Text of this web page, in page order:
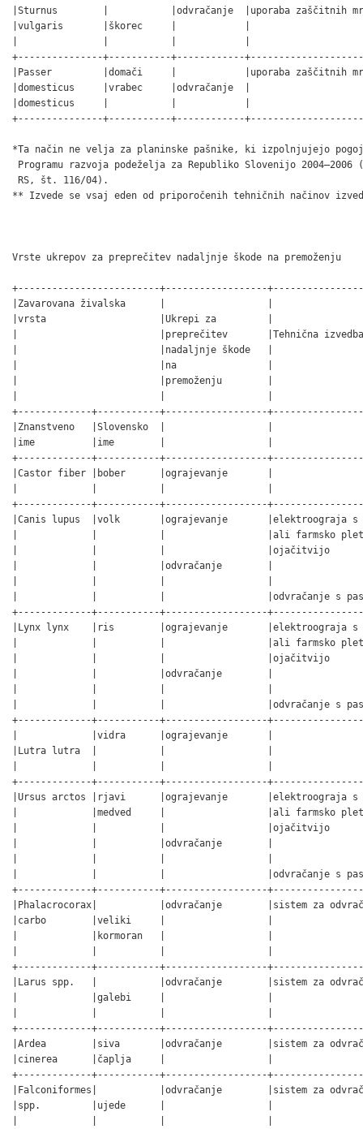
|Sturnus        |           |odvračanje  |uporaba zaščitnih
|vulgaris       |škorec     |            |
+---------------+-----------+------------
|Passer         |domači     |            |uporaba zaščitnih
|domesticus     |vrabec     |odvračanje  |
|domesticus     |           |            |
+---------------+-----------+------------
*Ta način ne velja za planinske pašnike, ki izpolnjujejo
Programu razvoja podeželja za Republiko Slovenijo
RS, št. 116/04).
** Izvede se vsaj eden od priporočenih tehničnih načinov
Vrste ukrepov za preprečitev nadaljnje škode na premoženju
+-------------------------+------------------
|Zavarovana živalska      |                  |
|vrsta                    |Ukrepi za         |
|                         |preprečitev       |Tehnična
|                         |nadaljnje škode   |
|                         |na                |
|                         |premoženju        |
+-------------+-----------+------------------
|Znanstveno   |Slovensko  |                  |
|ime          |ime        |                  |
+-------------+-----------+------------------
|Castor fiber |bober      |ograjevanje       |
+-------------+-----------+------------------
|Canis lupus  |volk       |ograjevanje       |elektroograja
|             |           |                  |ali farmsko
|             |           |                  |ojačitvijo
|             |           |odvračanje        |
|             |           |                  |odvračanje s
+-------------+-----------+------------------
|Lynx lynx    |ris        |ograjevanje       |elektroograja s
|             |           |                  |ali farmsko
|             |           |                  |ojačitvijo
|             |           |odvračanje        |
|             |           |                  |odvračanje s
+-------------+-----------+------------------
|             |vidra      |ograjevanje       |
|Lutra lutra  |           |                  |
+-------------+-----------+------------------
|Ursus arctos |rjavi      |ograjevanje       |elektroograja
|             |medved     |                  |ali farmsko
|             |           |                  |ojačitvijo
|             |           |odvračanje        |
|             |           |                  |odvračanje s
+-------------+-----------+------------------
|Phalacrocorax|           |odvračanje        |sistem za
|carbo        |veliki     |                  |
|             |kormoran   |                  |
+-------------+-----------+------------------
|Larus spp.   |           |odvračanje        |sistem za
|             |galebi     |                  |
+-------------+-----------+------------------
|Ardea        |siva       |odvračanje        |sistem za
|cinerea      |čaplja     |                  |
+-------------+-----------+------------------
|Falconiformes|           |odvračanje        |sistem za
|spp.         |ujede      |                  |